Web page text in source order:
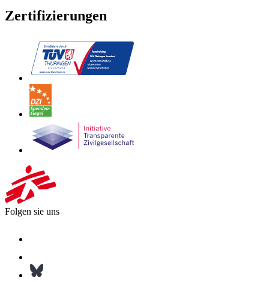
Zertifizierungen
Folgen sie uns